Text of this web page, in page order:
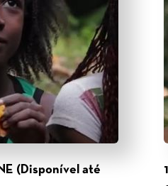
(Disponível até